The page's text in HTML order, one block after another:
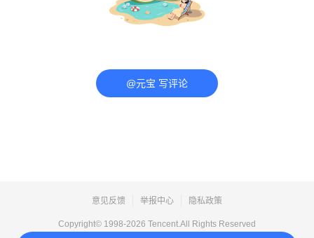
@元宝 写评论
意见反馈 举报中心 隐私政策
Copyright© 1998-2026 Tencent.All Rights Reserved